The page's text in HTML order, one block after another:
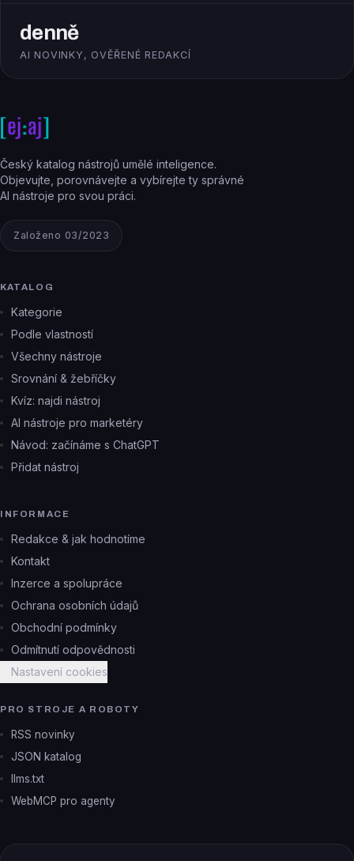
denně
AI NOVINKY, OVĚŘENÉ REDAKCÍ
Český katalog nástrojů umělé inteligence.
Objevujte, porovnávejte a vybírejte ty správné
AI nástroje pro svou práci.
Založeno 03/2023
KATALOG
Kategorie
Podle vlastností
Všechny nástroje
Srovnání & žebříčky
Kvíz: najdi nástroj
AI nástroje pro marketéry
Návod: začínáme s ChatGPT
Přidat nástroj
INFORMACE
Redakce & jak hodnotíme
Kontakt
Inzerce a spolupráce
Ochrana osobních údajů
Obchodní podmínky
Odmítnutí odpovědnosti
Nastavení cookies
PRO STROJE A ROBOTY
RSS novinky
JSON katalog
llms.txt
WebMCP pro agenty